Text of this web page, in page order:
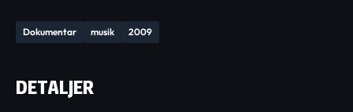
Dokumentar musik 2009
DETALJER